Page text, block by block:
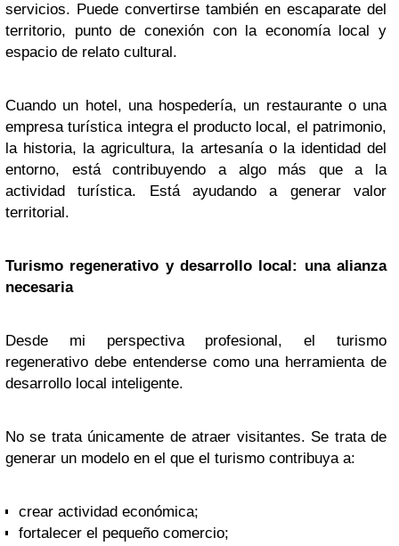
servicios. Puede convertirse también en escaparate del
territorio, punto de conexión con la economía local y
espacio de relato cultural.
Cuando un hotel, una hospedería, un restaurante o una
empresa turística integra el producto local, el patrimonio,
la historia, la agricultura, la artesanía o la identidad del
entorno, está contribuyendo a algo más que a la
actividad turística. Está ayudando a generar valor
territorial.
Turismo regenerativo y desarrollo local: una alianza
necesaria
Desde mi perspectiva profesional, el turismo
regenerativo debe entenderse como una herramienta de
desarrollo local inteligente.
No se trata únicamente de atraer visitantes. Se trata de
generar un modelo en el que el turismo contribuya a:
crear actividad económica;
fortalecer el pequeño comercio;